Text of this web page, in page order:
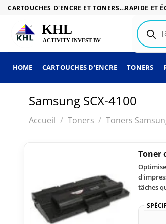
Passer
contenu
CARTOUCHES D'ENCRE ET TONERS...RAPIDE ET
de
produits
HOME CARTOUCHES D’ENCRE TONERS
Samsung SCX-4100
Accueil / Toners / Toners
Toner
tâches